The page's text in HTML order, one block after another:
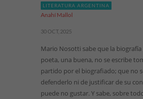
LITERATURA ARGENTINA
Anahí Mallol
30 OCT, 2025
Mario Nosotti sabe que la biografía
poeta, una buena, no se escribe
partido por el biografiado; que no
defenderlo ni de justificar de su
puede no gustar. Y sabe, sobre